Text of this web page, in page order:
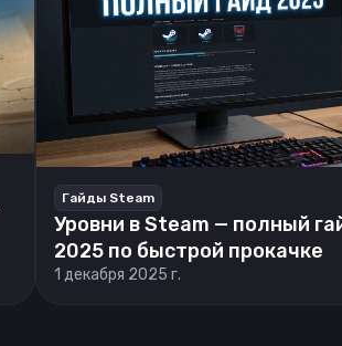
Гайды Steam
Уровни в Steam — полный
2025 по быстрой прокачке
1 декабря 2025 г.